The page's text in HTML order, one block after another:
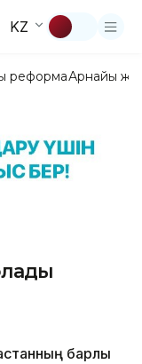
KZ
реформаАрнайы
барлық